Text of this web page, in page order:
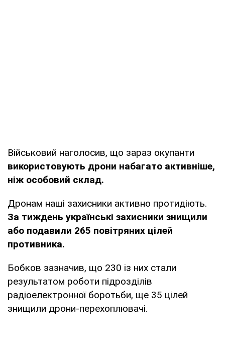
Військовий наголосив, що зараз окупанти
використовують дрони набагато активніше,
ніж особовий склад.
Дронам наші захисники активно протидіють.
За тиждень українські захисники знищили
або подавили 265 повітряних цілей
противника.
Бобков зазначив, що 230 із них стали
результатом роботи підрозділів
радіоелектронної боротьби, ще 35 цілей
знищили дрони-перехоплювачі.